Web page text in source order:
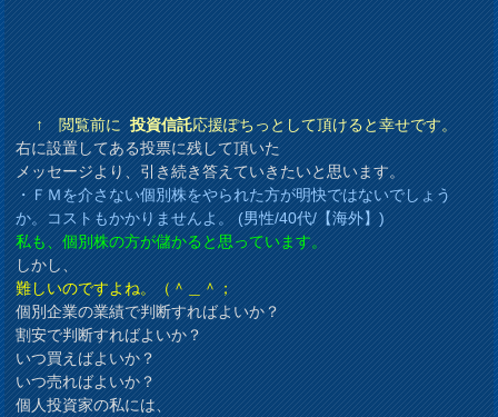
↑ 閲覧前に投資信託応援ぽちっとして頂けると幸せです。
右に設置してある投票に残して頂いた
メッセージより、引き続き答えていきたいと思います。
・ＦＭを介さない個別株をやられた方が明快ではないでしょう
か。コストもかかりませんよ。 (男性/40代/【海外】)
私も、個別株の方が儲かると思っています。
しかし、
難しいのですよね。（＾＿＾；
個別企業の業績で判断すればよいか？
割安で判断すればよいか？
いつ買えばよいか？
いつ売ればよいか？
個人投資家の私には、